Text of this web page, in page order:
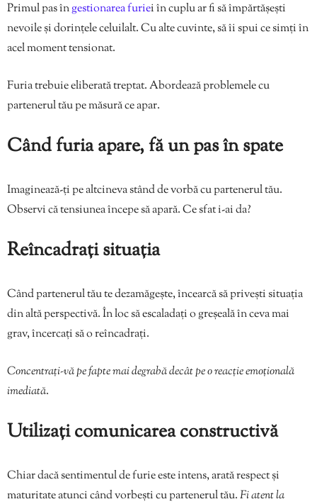
Primul pas îngestionarea furiei în cuplu ar fi să împărtășești
nevoile și dorințele celuilalt. Cu alte cuvinte, să îi spui ce simți în
acel moment tensionat.
Furia trebuie eliberată treptat. Abordează problemele cu
partenerul tău pe măsură ce apar.
Când furia apare, fă un pas în spate
Imaginează-ți pe altcineva stând de vorbă cu partenerul tău.
Observi că tensiunea începe să apară. Ce sfat i-ai da?
Reîncadrați situația
Când partenerul tău te dezamăgește, încearcă să privești situația
din altă perspectivă. În loc să escaladați o greșeală în ceva mai
grav, încercați să o reîncadrați.
Concentrați-vă pe fapte mai degrabă decât pe o reacție emoțională
imediată.
Utilizați comunicarea constructivă
Chiar dacă sentimentul de furie este intens, arată respect și
maturitate atunci când vorbești cu partenerul tău.Fi atent la